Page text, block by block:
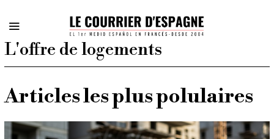
L'offre de logements
Articles les plus polulaires